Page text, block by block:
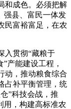
成色。必须把解
强县、富民一体发
民富裕富足，在农
贯彻“藏粮于
产能建设工程，
动，推动粮食综合
占补平衡管理，统
”科技会战，推
用，构建高标准农